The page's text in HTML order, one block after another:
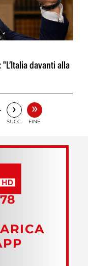
davanti alla
›
SUCC.
»
FINE